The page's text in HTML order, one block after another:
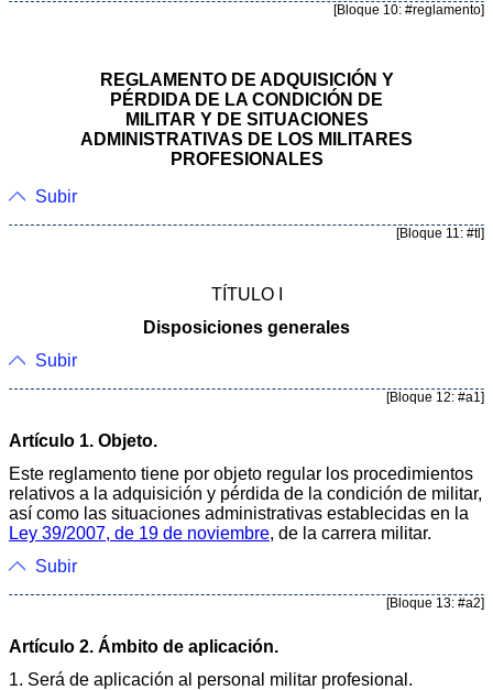
[Bloque 10: #reglamento]
REGLAMENTO DE ADQUISICIÓN Y
PÉRDIDA DE LA CONDICIÓN DE
MILITAR Y DE SITUACIONES
ADMINISTRATIVAS DE LOS MILITARES
PROFESIONALES
Subir
[Bloque 11: #tl]
TÍTULO I
Disposiciones generales
Subir
[Bloque 12: #a1]
Artículo 1. Objeto.
Este reglamento tiene por objeto regular los procedimientos
relativos a la adquisición y pérdida de la condición de militar,
así como las situaciones administrativas establecidas en la
Ley 39/2007, de 19 de noviembre, de la carrera militar.
Subir
[Bloque 13: #a2]
Artículo 2. Ámbito de aplicación.
1. Será de aplicación al personal militar profesional.